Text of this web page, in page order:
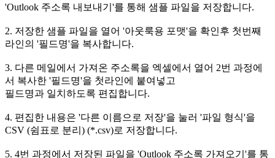
'Outlook 주소록 내보내기'를 통해 샘플 파일을 저장합니다.
2. 저장한 샘플 파일을 열어 '아웃룩용 포맷'을 확인후 첫번째
라인의 '필드명'을 복사합니다.
3. 다른 메일에서 가져온 주소록을 엑셀에서 열어 2번 과정에
서 복사한 '필드명'을 첫라인에 붙여넣고
필드명과 일치하도록 편집합니다.
4. 편집한 내용은 '다른 이름으로 저장'을 눌러 '파일 형식'을
CSV (쉼표로 분리) (*.csv)로 저장합니다.
5. 4번 과정에서 저장된 파일을 'Outlook 주소록 가져오기'를 통